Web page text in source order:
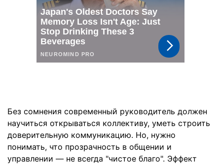
Без сомнения современный руководитель должен
научиться открываться коллективу, уметь строить
доверительную коммуникацию. Но, нужно
понимать, что прозрачность в общении и
управлении — не всегда "чистое благо". Эффект